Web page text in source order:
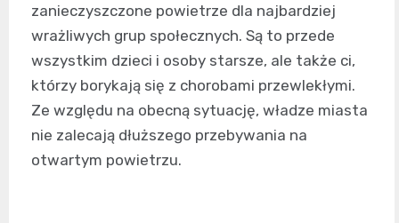
zanieczyszczone powietrze dla najbardziej
wrażliwych grup społecznych. Są to przede
wszystkim dzieci i osoby starsze, ale także ci,
którzy borykają się z chorobami przewlekłymi.
Ze względu na obecną sytuację, władze miasta
nie zalecają dłuższego przebywania na
otwartym powietrzu.